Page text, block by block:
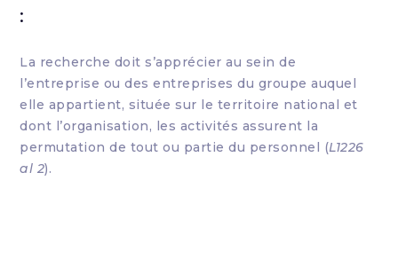
:
La recherche doit s’apprécier au sein de
l’entreprise ou des entreprises du groupe auquel
elle appartient, située sur le territoire national et
dont l’organisation, les activités assurent la
permutation de tout ou partie du personnel (L1226
al 2).